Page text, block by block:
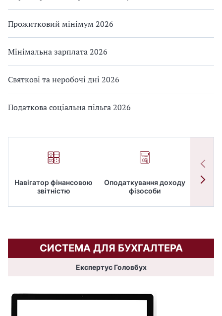
Прожитковий мінімум 2026
Мінімальна зарплата 2026
Святкові та неробочі дні 2026
Податкова соціальна пільга 2026
Навігатор фінансовою
звітністю
Оподаткування доходу
фізособи
СИСТЕМА ДЛЯ БУХГАЛТЕРА
Експертус Головбух